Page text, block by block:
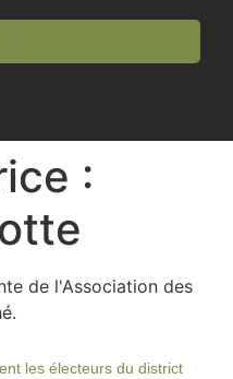
:
de l'Association des
les électeurs du district